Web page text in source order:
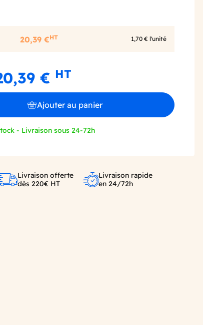
20,39 €HT 1,70 € l'unité
€ HT
Ajouter au panier
- Livraison sous 24-72h
Livraison offerte
dès 220€ HT
Livraison rapide
en 24/72h